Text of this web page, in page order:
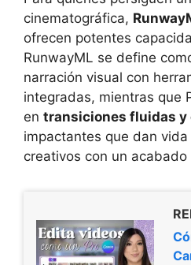
cinematográfica,
ofrecen potentes
RunwayML se define
narración visual con
integradas, mientras que
en transiciones fluidas y
impactantes que dan
creativos con un acabado